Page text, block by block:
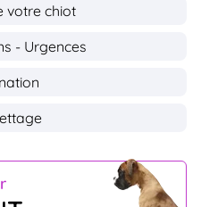
votre chiot
- Urgences